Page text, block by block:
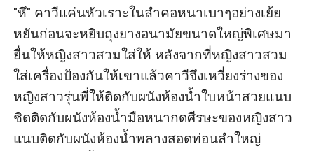
"หึ" คาวีแค่นหัวเราะในลำคอหนาเบาๆอย่างเย้ย
หยันก่อนจะหยิบถุงยางอนามัยขนาดใหญ่พิเศษมา
ยื่นให้หญิงสาวสวมใส่ให้ หลังจากที่หญิงสาวสวม
ใส่เครื่องป้องกันให้เขาแล้วคาวีจึงเหวี่ยงร่างของ
หญิงสาวรุ่นพี่ให้ติดกับผนังห้องน้ำใบหน้าสวยแนบ
ชิดติดกับผนังห้องน้ำมือหนากดศีรษะของหญิงสาว
แนบติดกับผนังห้องน้ำพลางสอดท่อนลำใหญ่